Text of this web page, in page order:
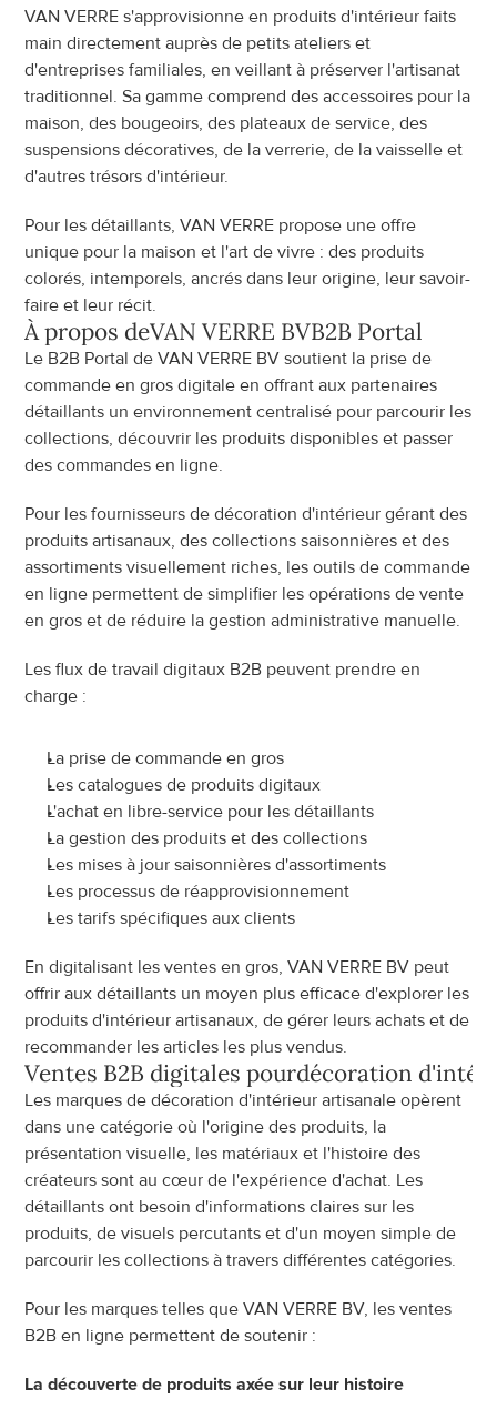
VAN VERRE s'approvisionne en produits d'intérieur faits
main directement auprès de petits ateliers et
d'entreprises familiales, en veillant à préserver l'artisanat
traditionnel. Sa gamme comprend des accessoires pour la
maison, des bougeoirs, des plateaux de service, des
suspensions décoratives, de la verrerie, de la vaisselle et
d'autres trésors d'intérieur.
Pour les détaillants, VAN VERRE propose une offre
unique pour la maison et l'art de vivre : des produits
colorés, intemporels, ancrés dans leur origine, leur savoir-
faire et leur récit.
À propos deVAN VERRE BVB2B Portal
Le B2B Portal de VAN VERRE BV soutient la prise de
commande en gros digitale en offrant aux partenaires
détaillants un environnement centralisé pour parcourir les
collections, découvrir les produits disponibles et passer
des commandes en ligne.
Pour les fournisseurs de décoration d'intérieur gérant des
produits artisanaux, des collections saisonnières et des
assortiments visuellement riches, les outils de commande
en ligne permettent de simplifier les opérations de vente
en gros et de réduire la gestion administrative manuelle.
Les flux de travail digitaux B2B peuvent prendre en
charge :
La prise de commande en gros
Les catalogues de produits digitaux
L'achat en libre-service pour les détaillants
La gestion des produits et des collections
Les mises à jour saisonnières d'assortiments
Les processus de réapprovisionnement
Les tarifs spécifiques aux clients
En digitalisant les ventes en gros, VAN VERRE BV peut
offrir aux détaillants un moyen plus efficace d'explorer les
produits d'intérieur artisanaux, de gérer leurs achats et de
recommander les articles les plus vendus.
Ventes B2B digitales pourdécoration
Les marques de décoration d'intérieur artisanale opèrent
dans une catégorie où l'origine des produits, la
présentation visuelle, les matériaux et l'histoire des
créateurs sont au cœur de l'expérience d'achat. Les
détaillants ont besoin d'informations claires sur les
produits, de visuels percutants et d'un moyen simple de
parcourir les collections à travers différentes catégories.
Pour les marques telles que VAN VERRE BV, les ventes
B2B en ligne permettent de soutenir :
La découverte de produits axée sur leur histoire